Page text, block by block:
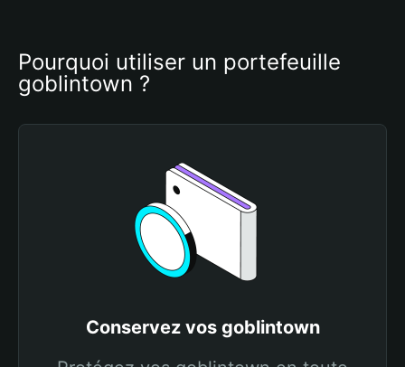
Pourquoi utiliser un portefeuille
goblintown ?
Conservez vos goblintown